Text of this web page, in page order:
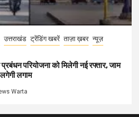
उत्तराखंड ट्रेंडिंग खबरें ताज़ा ख़बर न्यूज़
परियोजना को मिलेगी नई रफ्तार, जाम
लगाम
Warta